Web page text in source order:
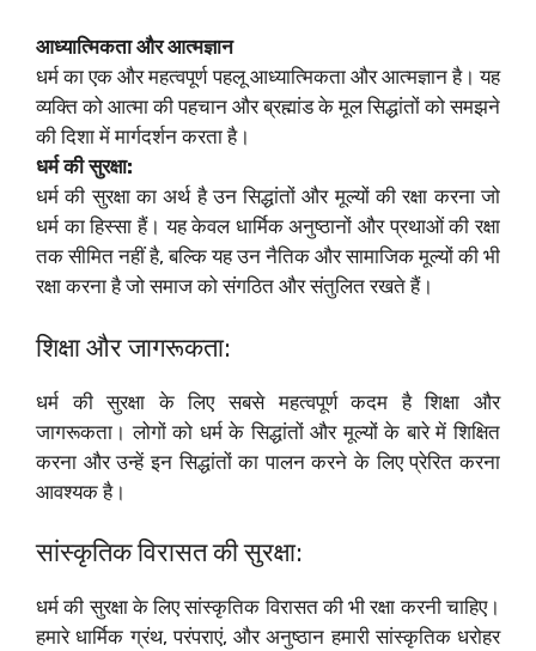
आध्यात्मिकता और आत्मज्ञान
धर्म का एक और महत्वपूर्ण पहलू आध्यात्मिकता और आत्मज्ञान है। यह
व्यक्ति को आत्मा की पहचान और ब्रह्मांड के मूल सिद्धांतों को समझने
की दिशा में मार्गदर्शन करता है।
धर्म की सुरक्षा:
धर्म की सुरक्षा का अर्थ है उन सिद्धांतों और मूल्यों की रक्षा करना जो
धर्म का हिस्सा हैं। यह केवल धार्मिक अनुष्ठानों और प्रथाओं की रक्षा
तक सीमित नहीं है, बल्कि यह उन नैतिक और सामाजिक मूल्यों की भी
रक्षा करना है जो समाज को संगठित और संतुलित रखते हैं।
शिक्षा और जागरूकता:
धर्म की सुरक्षा के लिए सबसे महत्वपूर्ण कदम है शिक्षा और
जागरूकता। लोगों को धर्म के सिद्धांतों और मूल्यों के बारे में शिक्षित
करना और उन्हें इन सिद्धांतों का पालन करने के लिए प्रेरित करना
आवश्यक है।
सांस्कृतिक विरासत की सुरक्षा:
धर्म की सुरक्षा के लिए सांस्कृतिक विरासत की भी रक्षा करनी चाहिए।
हमारे धार्मिक ग्रंथ, परंपराएं, और अनुष्ठान हमारी सांस्कृतिक धरोहर